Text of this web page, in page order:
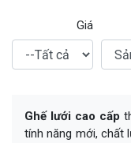
Giá
Ghế lưới cao cấp
tính năng mới, chất